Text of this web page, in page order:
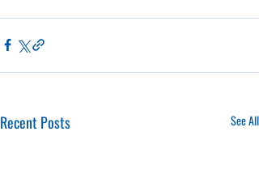
Recent Posts See All